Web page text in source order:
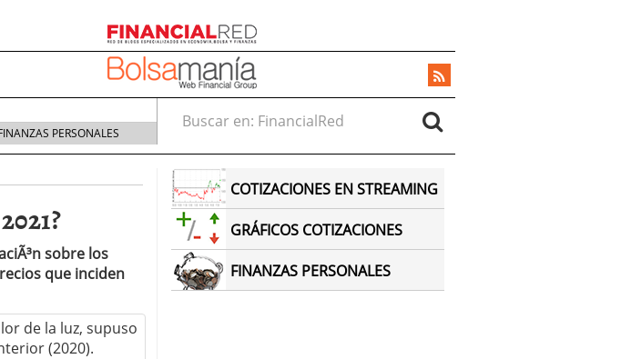
PERSONALES
Buscar en:
sobre los
que inciden
de la luz, supuso
(2020).
COTIZACIONES EN STREAMING
GRÁFICOS COTIZACIONES
FINANZAS PERSONALES